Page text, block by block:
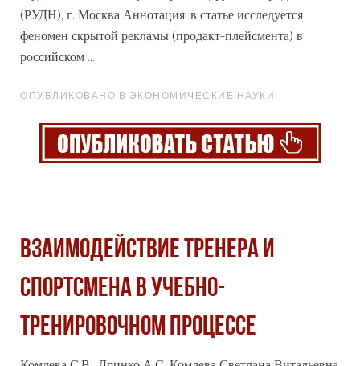
(РУДН), г. Москва Аннотация: в статье исследуется
феномен скрытой рекламы (продакт-плейсмента) в
российском ...
ОПУБЛИКОВАНО В ЭКОНОМИЧЕСКИЕ НАУКИ
ВЗАИМОДЕЙСТВИЕ ТРЕНЕРА И
СПОРТСМЕНА В УЧЕБНО-
ТРЕНИРОВОЧНОМ ПРОЦЕССЕ